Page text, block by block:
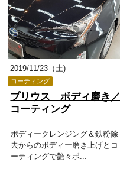
2019/11/23（土)
コーティング
プリウス ボディ磨き／
コーティング
ボディークレンジング＆鉄粉除
去からのボディー磨き上げとコ
ーティングで艶々ボ...